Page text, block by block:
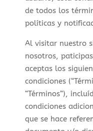
de todos los
políticas y
Al visitar nuestro
nosotros,
aceptas los
condiciones
“Términos”),
condiciones
que se hace